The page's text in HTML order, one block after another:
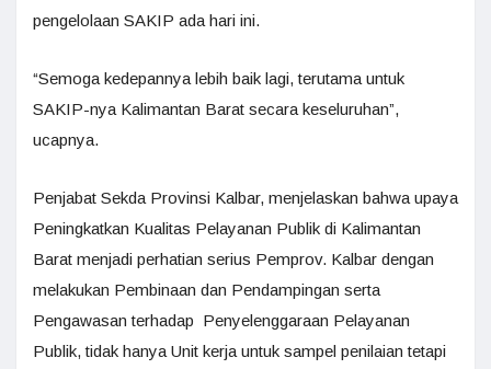
pengelolaan SAKIP ada hari ini.
“Semoga kedepannya lebih baik lagi, terutama untuk
SAKIP-nya Kalimantan Barat secara keseluruhan”,
ucapnya.
Penjabat Sekda Provinsi Kalbar, menjelaskan bahwa upaya
Peningkatkan Kualitas Pelayanan Publik di Kalimantan
Barat menjadi perhatian serius Pemprov. Kalbar dengan
melakukan Pembinaan dan Pendampingan serta
Pengawasan terhadap Penyelenggaraan Pelayanan
Publik, tidak hanya Unit kerja untuk sampel penilaian tetapi